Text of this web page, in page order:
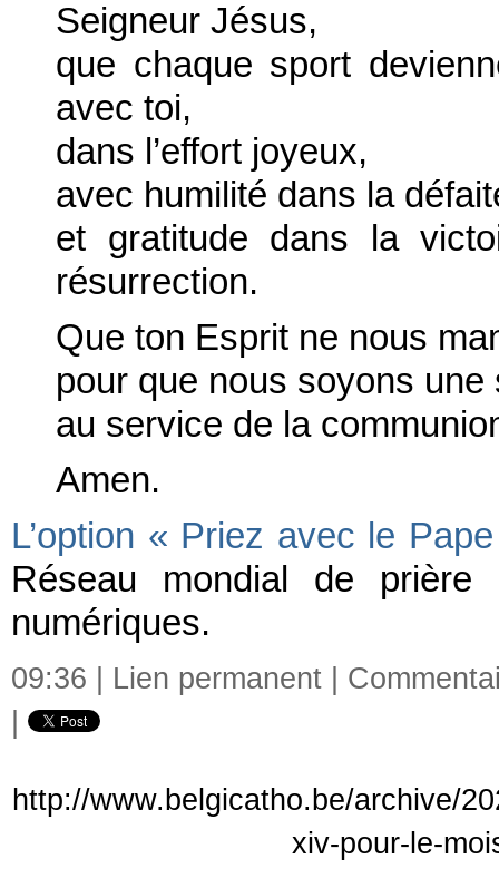
Seigneur Jésus,
que chaque sport
avec toi,
dans l’effort joyeux,
avec humilité dans la
et gratitude dans la
résurrection.
Que ton Esprit ne nous
pour que nous soyons
au service de la
Amen.
L’option « Priez avec le
Réseau mondial de
numériques.
09:36 | Lien permanent
http://www.belgicatho.be/archive/
xiv-pour-le-